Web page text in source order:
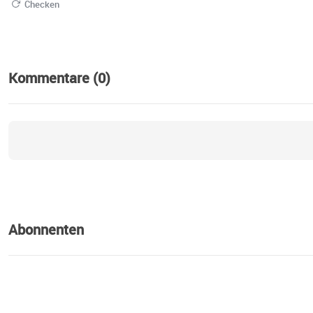
Checken
Kommentare (0)
Abonnenten